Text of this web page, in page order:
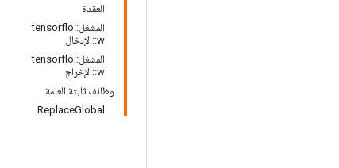
العقدة
المشغل::tensorflo
w::الإدخال
المشغل::tensorflo
w::الإخراج
وظائف ثابتة العامة
ReplaceGlobal